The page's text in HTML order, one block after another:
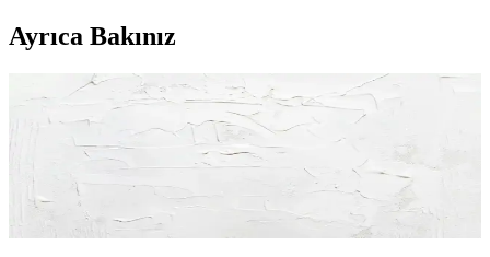
Ayrıca Bakınız
Facebook'da Mavi Forma ve Sosyal Medya
Güvenliği İpuçları ve Trendler
Facebook'da mavi forma ve renk temasıyla güvenli ve etkili profil
oluşturma, güvenlik önlemleri ve trendler hakkında kapsamlı bilgiler
içerir.